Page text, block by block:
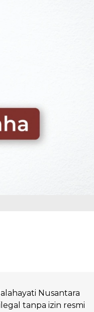
Nusantara
tanpa izin resmi